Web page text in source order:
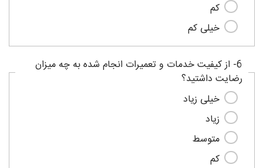
کم
خیلی کم
6- از کیفیت خدمات و تعمیرات انجام شده به چه میزان
رضایت داشتید؟
خیلی زیاد
زیاد
متوسط
کم